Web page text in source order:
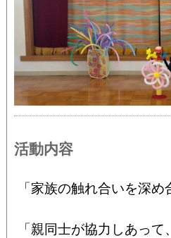
活動内容
「家族の触れ合いを深め
「親同士が協力しあっ